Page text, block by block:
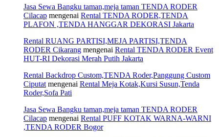
Jasa Sewa Bangku taman,meja taman TENDA RODER
Cilacap mengenai Rental TENDA RODER,TENDA
PLAFON ,TENDA HANGGAR DEKORASI Jakarta
Rental RUANG PARTISI,MEJA PARTISI,TENDA
RODER Cikarang mengenai Rental TENDA RODER Event
HUT-RI Dekorasi Merah Putih Jakarta
Rental Backdrop Custom,TENDA Roder,Panggung Custom
Ciputatmengenai Rental Meja Kotak,Kursi Susun,Tenda
Roder,Sofa Pati
Jasa Sewa Bangku taman,meja taman TENDA RODER
Cilacap mengenai Rental PUFF KOTAK WARNA-WARNI
,TENDA RODER Bogor